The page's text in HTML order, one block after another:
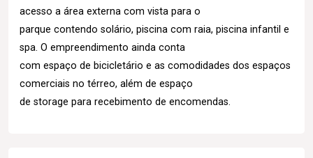
acesso a área externa com vista para o
parque contendo solário, piscina com raia, piscina infantil e
spa. O empreendimento ainda conta
com espaço de bicicletário e as comodidades dos espaços
comerciais no térreo, além de espaço
de storage para recebimento de encomendas.